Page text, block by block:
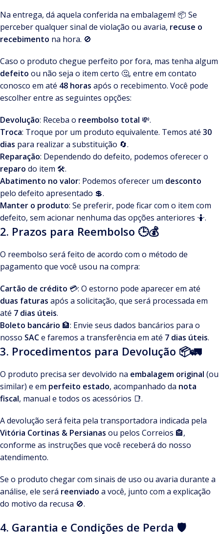
Na entrega, dá aquela conferida na embalagem! 📦 Se
perceber qualquer sinal de violação ou avaria, recuse o
recebimento na hora. 🚫
Caso o produto chegue perfeito por fora, mas tenha algum
defeito ou não seja o item certo 🤔, entre em contato
conosco em até 48 horas após o recebimento. Você pode
escolher entre as seguintes opções:
Devolução: Receba o reembolso total 💸.
Troca: Troque por um produto equivalente. Temos até 30
dias para realizar a substituição 🔄.
Reparação: Dependendo do defeito, podemos oferecer o
reparo do item 🛠️.
Abatimento no valor: Podemos oferecer um desconto
pelo defeito apresentado 💲.
Manter o produto: Se preferir, pode ficar com o item com
defeito, sem acionar nenhuma das opções anteriores 🤷.
2. Prazos para Reembolso 🕒💰
O reembolso será feito de acordo com o método de
pagamento que você usou na compra:
Cartão de crédito 💳: O estorno pode aparecer em até
duas faturas após a solicitação, que será processada em
até 7 dias úteis.
Boleto bancário 🏦: Envie seus dados bancários para o
nosso SACe faremos a transferência em até 7 dias úteis.
3. Procedimentos para Devolução 📦🚛
O produto precisa ser devolvido na embalagem original (ou
similar) e em perfeito estado, acompanhado da nota
fiscal, manual e todos os acessórios 📑.
A devolução será feita pela transportadora indicada pela
Vitória Cortinas & Persianas ou pelos Correios 🏤,
conforme as instruções que você receberá do nosso
atendimento.
Se o produto chegar com sinais de uso ou avaria durante a
análise, ele será reenviado a você, junto com a explicação
do motivo da recusa 🚫.
4. Garantia e Condições de Perda 🛡️